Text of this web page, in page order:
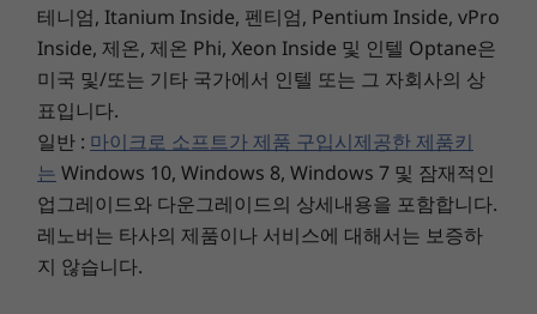
최고의 다재다능함
인증
ENERGY STAR® 8
EPEAT™ Silver
사전 설치 소프트웨어
Alexa
레노버 Vantage
McAfee LiveSafe™
Microsoft Office 365(평가판)
테니엄, Itanium Inside, 펜티엄, Pentium Inside, vPro
Inside, 제온, 제온 Phi, Xeon Inside 및 인텔 Optane은
미국 및/또는 기타 국가에서 인텔 또는 그 자회사의 상
표입니다.
일반 : 마이크로 소프트가 제품 구입시제공한 제품키
는 Windows 10, Windows 8, Windows 7 및 잠재적인
업그레이드와 다운그레이드의 상세내용을 포함합니다.
레노버는 타사의 제품이나 서비스에 대해서는 보증하
지 않습니다.